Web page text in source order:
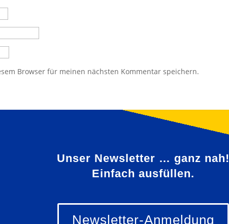
Browser für meinen nächsten Kommentar speichern.
Unser Newsletter … ganz nah!
Einfach ausfüllen.
Newsletter-Anmeldung